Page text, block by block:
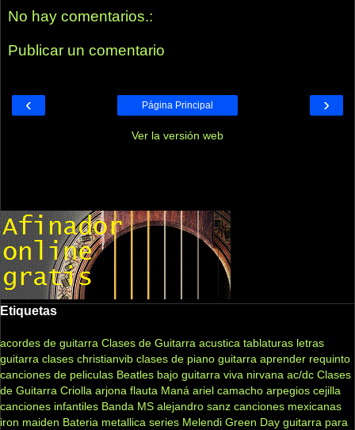
No hay comentarios.:
Publicar un comentario
‹ ›
Página Principal
Ver la versión web
Etiquetas
acordes de guitarra Clases de Guitarra acustica tablaturas letras
guitarra clases christianvib clases de piano guitarra aprender requinto
canciones de peliculas Beatles bajo guitarra viva nirvana ac/dc Clases
de Guitarra Criolla arjona flauta Maná ariel camacho arpegios cejilla
canciones infantiles Banda MS alejandro sanz canciones mexicanas
iron maiden Bateria metallica series Melendi Green Day guitarra para